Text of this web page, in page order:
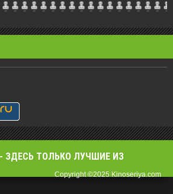
ЗДЕСЬ ТОЛЬКО ЛУЧШИЕ ИЗ
Copyright ©2025 Kinoseriya.com